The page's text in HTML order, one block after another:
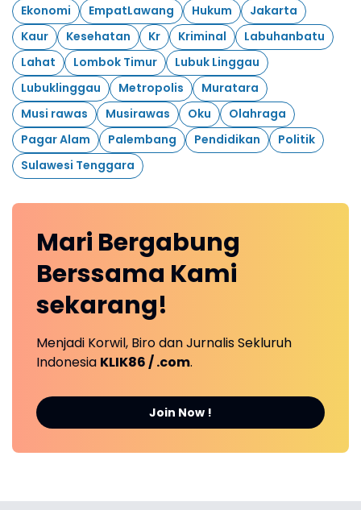
Ekonomi
EmpatLawang Hukum
Jakarta
Kaur
Kesehatan Kr Kriminal
Labuhanbatu
Lahat
Lombok Timur
Lubuk Linggau
Lubuklinggau
Metropolis
Muratara
Musi rawas
Musirawas Oku
Olahraga
Pagar Alam
Palembang Pendidikan
Politik
Sulawesi Tenggara
Mari Bergabung
Berssama Kami
sekarang!
Menjadi Korwil, Biro dan Jurnalis Sekluruh
Indonesia KLIK86 / .com.
Join Now !